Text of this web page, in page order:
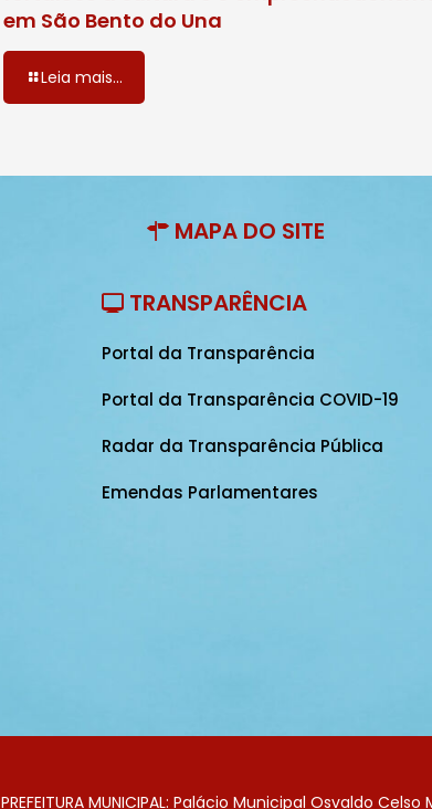
em São Bento do Una
Leia mais...
MAPA DO SITE
TRANSPARÊNCIA
Portal da Transparência
Portal da Transparência COVID-19
Radar da Transparência Pública
Emendas Parlamentares
PREFEITURA MUNICIPAL: Palácio Municipal Osvaldo Celso